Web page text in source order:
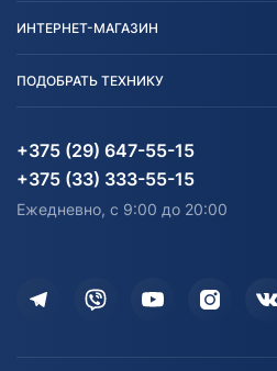
Блог
Карта сайта
Согласие на обработку
Информация до получения
согласия на обработку
Дополнительные услуги
Оставить отзыв
ИНТЕРНЕТ-МАГАЗИН
Агротехника
Водный транспорт
Электротранспорт
ПОДОБРАТЬ ТЕХНИКУ
Агротехника
Электротранспорт
+375 (29) 647-55-15
+375 (33) 333-55-15
Ежедневно, с 9:00 до 20:00